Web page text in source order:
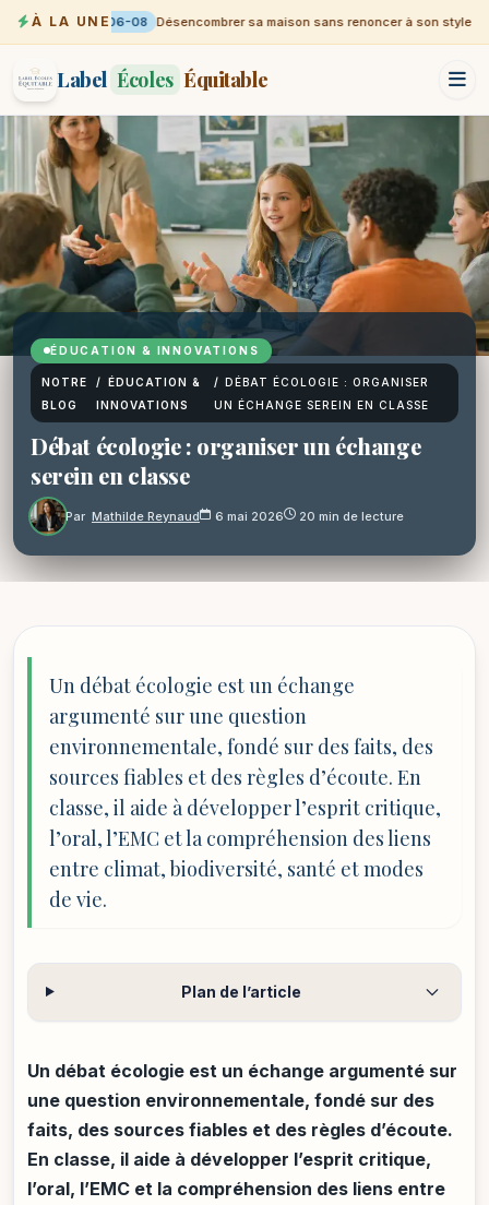
À LA UNE06-08 Désencombrer sa maison sans renoncer à son style
Label Écoles Équitable
ÉDUCATION & INNOVATIONS
NOTRE
BLOG
/ ÉDUCATION &
INNOVATIONS
/ DÉBAT ÉCOLOGIE : ORGANISER
UN ÉCHANGE SEREIN EN CLASSE
Débat écologie : organiser un échange
serein en classe
Par Mathilde Reynaud 6 mai 2026 20 min de lecture
Un débat écologie est un échange
argumenté sur une question
environnementale, fondé sur des faits, des
sources fiables et des règles d’écoute. En
classe, il aide à développer l’esprit critique,
l’oral, l’EMC et la compréhension des liens
entre climat, biodiversité, santé et modes
de vie.
Plan de l’article
Un débat écologie est un échange argumenté sur
une question environnementale, fondé sur des
faits, des sources fiables et des règles d’écoute.
En classe, il aide à développer l’esprit critique,
l’oral, l’EMC et la compréhension des liens entre